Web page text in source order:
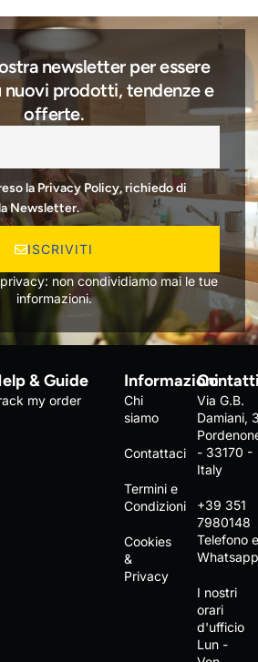
newsletter per essere
nuovi prodotti, tendenze e
offerte.
la Privacy Policy, richiedo di
Newsletter.
ISCRIVITI
non condividiamo mai le tue
informazioni.
& Guide
my order
Informazioni
Chi
siamo
Contattaci
Termini e
Condizioni
Cookies
&
Privacy
Via G.B.
Damiani,
- 33170 -
Italy
+39 351
7980148
Telefono
I nostri
orari
d'ufficio
Lun -